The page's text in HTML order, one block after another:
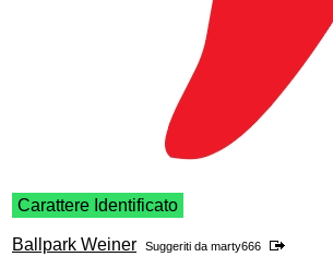
Carattere Identificato
Ballpark Weiner Suggeriti da marty666